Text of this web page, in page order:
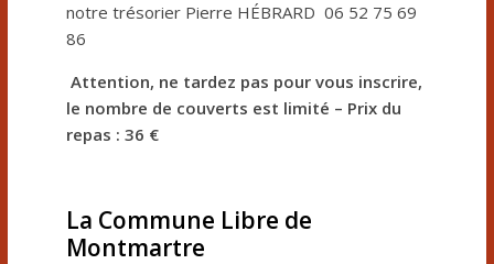
notre trésorier Pierre HÉBRARD 06 52 75 69
86
Attention, ne tardez pas pour vous inscrire,
le nombre de couverts est limité – Prix du
repas : 36 €
La Commune Libre de
Montmartre